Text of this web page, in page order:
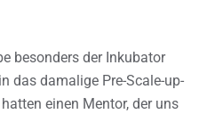
besonders der Inkubator
das damalige Pre-Scale-up-
einen Mentor, der uns